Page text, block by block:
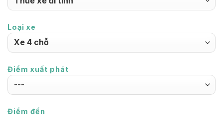
Loại xe
Điểm xuất phát
Điểm đến